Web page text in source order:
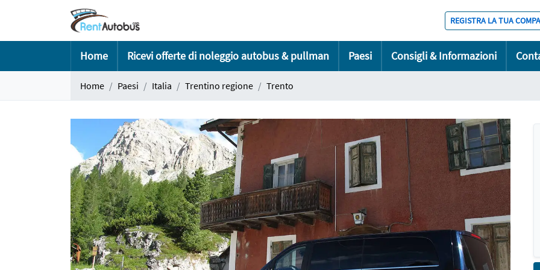
REGISTRA LA TUA
Home Ricevi offerte di noleggio autobus & pullman Paesi Consigli & Informazioni
Home Paesi Italia Trentino regione Trento